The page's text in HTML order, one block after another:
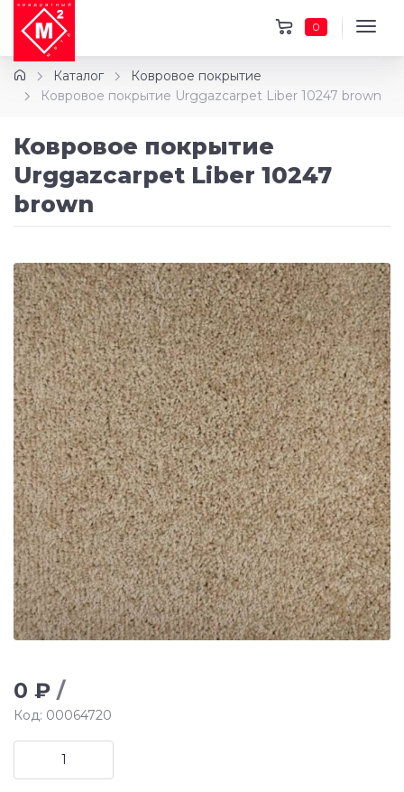
0
Каталог
Ковровое покрытие
Ковровое покрытие Urggazcarpet Liber 10247 brown
Ковровое покрытие
Urggazcarpet Liber 10247
brown
0 ₽ /
Код: 00064720